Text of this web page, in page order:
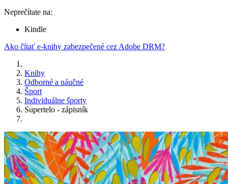
Neprečítate na:
Kindle
Ako čítať e-knihy zabezpečené cez Adobe DRM?
Knihy
Odborné a náučné
Šport
Individuálne športy
Supertelo - zápisník